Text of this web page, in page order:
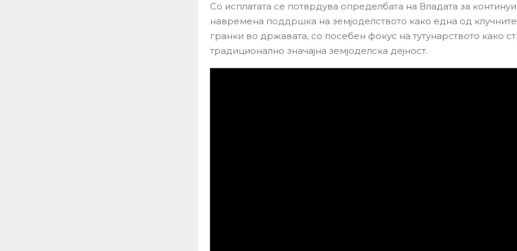
Со исплатата се потврдува определбата на Владата за
навремена поддршка на земјоделството како една од
гранки во државата, со посебен фокус на тутунарството како
традиционално значајна земјоделска дејност.